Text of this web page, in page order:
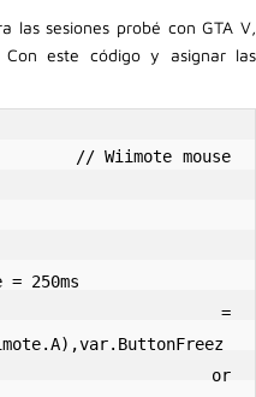
las sesiones probé con GTA V,
Con este código y asignar las
250ms
=
or